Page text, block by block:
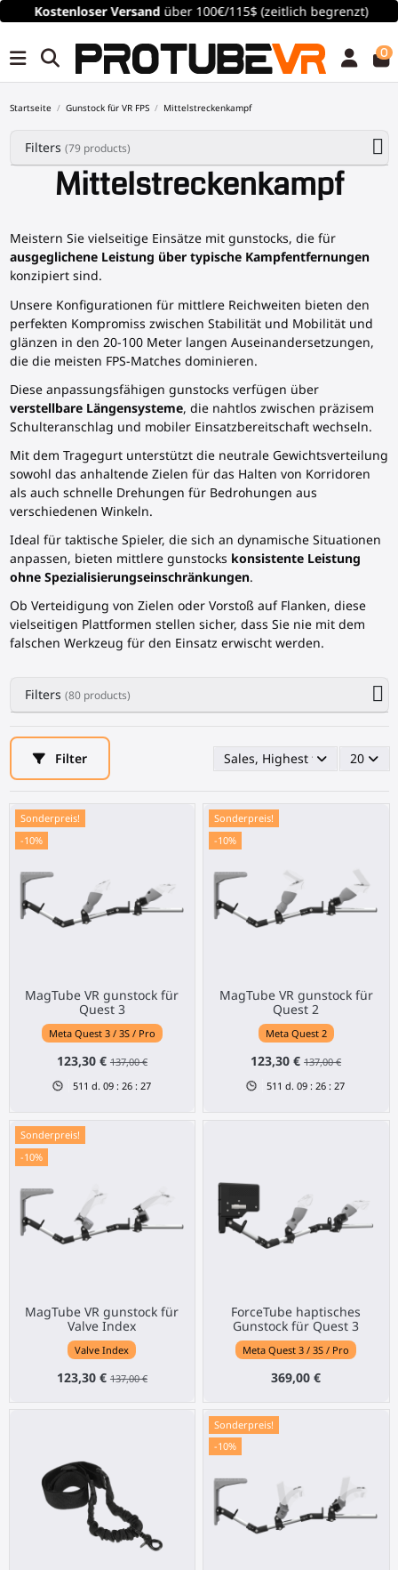
KostenloserVersandüber 100€/115$ (zeitlich begrenzt)
0
Startseite Gunstock für VR FPS Mittelstreckenkampf
Mittelstreckenkampf
Meistern Sie vielseitige Einsätze mit gunstocks, die für
ausgeglichene Leistung über typische Kampfentfernungen
konzipiert sind.
Unsere Konfigurationen für mittlere Reichweiten bieten den
perfekten Kompromiss zwischen Stabilität und Mobilität und
glänzen in den 20-100 Meter langen Auseinandersetzungen,
die die meisten FPS-Matches dominieren.
Diese anpassungsfähigen gunstocks verfügen über
verstellbare Längensysteme, die nahtlos zwischen präzisem
Schulteranschlag und mobiler Einsatzbereitschaft wechseln.
Mit dem Tragegurt unterstützt die neutrale Gewichtsverteilung
sowohl das anhaltende Zielen für das Halten von Korridoren
als auch schnelle Drehungen für Bedrohungen aus
verschiedenen Winkeln.
Ideal für taktische Spieler, die sich an dynamische Situationen
anpassen, bieten mittlere gunstocks konsistente Leistung
ohne Spezialisierungseinschränkungen.
Ob Verteidigung von Zielen oder Vorstoß auf Flanken, diese
vielseitigen Plattformen stellen sicher, dass Sie nie mit dem
falschen Werkzeug für den Einsatz erwischt werden.
Filters (80 products)
Filter Sales, Highest first 20
Sonderpreis!
-10%
MagTube VR gunstock für
Quest 3
Meta Quest 3 / 3S / Pro
123,30 € 137,00 €
511 d. 09: 26: 27
Sonderpreis!
-10%
MagTube VR gunstock für
Quest 2
Meta Quest 2
123,30 €137,00 €
511 d. 09 : 26 : 27
Sonderpreis!
-10%
MagTube VR gunstock für
Valve Index
Valve Index
123,30 € 137,00 €
ForceTube haptisches
Gunstock für Quest 3
Meta Quest 3 / 3S / Pro
369,00 €
Sonderpreis!
-10%
Filters (79 products)